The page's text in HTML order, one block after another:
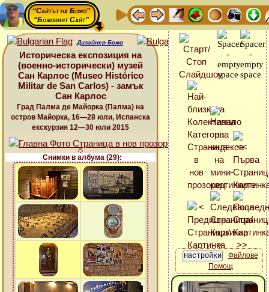
“Сайтът на Божо”
“Божовият Сайт”
Дизайнер Божо
Историческа експозиция на
(военно-исторически) музей
Сан Карлос (Museo Histórico
Militar de San Carlos) - замък
Сан Карлос
Град Палма де Майорка (Палма) на
остров Майорка, 16—28 юли, Испанска
екскурзия 12—30 юли 2015
Снимки в албума (29):
Файлове
Помощ